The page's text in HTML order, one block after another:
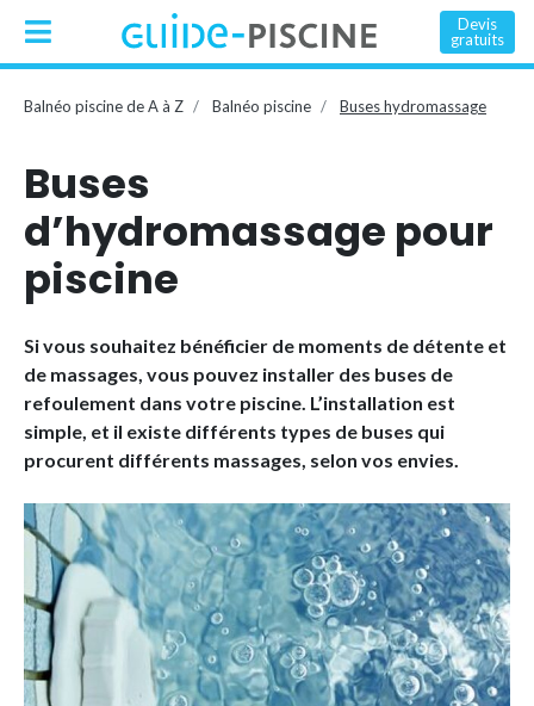
Devis
gratuits
Balnéo piscine de A à Z Balnéo piscine Buses hydromassage
Buses
d’hydromassage pour
piscine
Si vous souhaitez bénéficier de moments de détente et
de massages, vous pouvez installer des buses de
refoulement dans votre piscine. L’installation est
simple, et il existe différents types de buses qui
procurent différents massages, selon vos envies.